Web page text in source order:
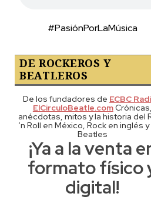
#PasiónPorLaMúsica
DE ROCKEROS Y
BEATLEROS
De los fundadores de ECBC
ElCirculoBeatle.comCrónicas,
anécdotas, mitos y la historia del
‘n Roll en México, Rock en inglés
Beatles
¡Ya a la venta
formato físico
digital!